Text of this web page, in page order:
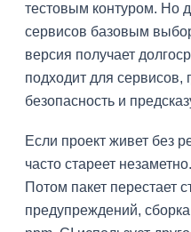
тестовым контуром. Но
сервисов базовым
версия получает
подходит для сервисов,
безопасность и
Если проект живет без
часто стареет
Потом пакет перестает
предупреждений,